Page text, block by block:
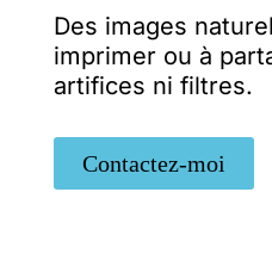
Des images
imprimer ou à
artifices ni filtres.
Contactez-moi